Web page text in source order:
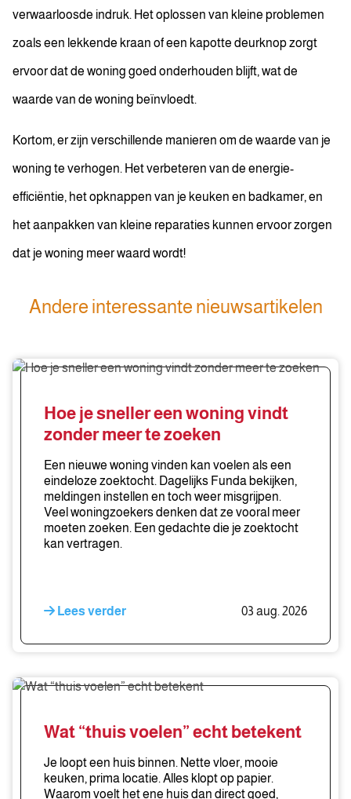
verwaarloosde indruk. Het oplossen van kleine problemen
zoals een lekkende kraan of een kapotte deurknop zorgt
ervoor dat de woning goed onderhouden blijft, wat de
waarde van de woning beïnvloedt.
Kortom, er zijn verschillende manieren om de waarde van je
woning te verhogen. Het verbeteren van de energie-
efficiëntie, het opknappen van je keuken en badkamer, en
het aanpakken van kleine reparaties kunnen ervoor zorgen
dat je woning meer waard wordt!
Andere interessante nieuwsartikelen
Hoe
sneller
woning
zonder
zoeken
Hoe je sneller een woning vindt
zonder meer te zoeken
Een nieuwe woning vinden kan voelen als een
eindeloze zoektocht. Dagelijks Funda bekijken,
meldingen instellen en toch weer misgrijpen.
Veel woningzoekers denken dat ze vooral meer
moeten zoeken. Een gedachte die je zoektocht
kan vertragen.
Lees verder 03 aug. 2026
Wat
voelen”
betekent
Wat “thuis voelen” echt betekent
Je loopt een huis binnen. Nette vloer, mooie
keuken, prima locatie. Alles klopt op papier.
Waarom voelt het ene huis dan direct goed,